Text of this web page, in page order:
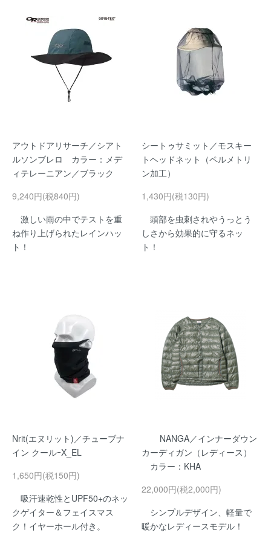
アウトドアリサーチ／シアト
ルソンブレロ カラー：メデ
ィテレーニアン／ブラック
9,240円(税840円)
激しい雨の中でテストを重
ね作り上げられたレインハッ
ト！
シートゥサミット／モスキー
トヘッドネット（ペルメトリ
ン加工）
1,430円(税130円)
頭部を虫刺されやうっとう
しさから効果的に守るネッ
ト！
Nrit(エヌリット)／チューブナ
イン クールｰX_EL
1,650円(税150円)
吸汗速乾性とUPF50+のネッ
クゲイター＆フェイスマス
ク！イヤーホール付き。
NANGA／インナーダウン
カーディガン（レディース）
カラー：KHA
22,000円(税2,000円)
シンプルデザイン、軽量で
暖かなレディースモデル！